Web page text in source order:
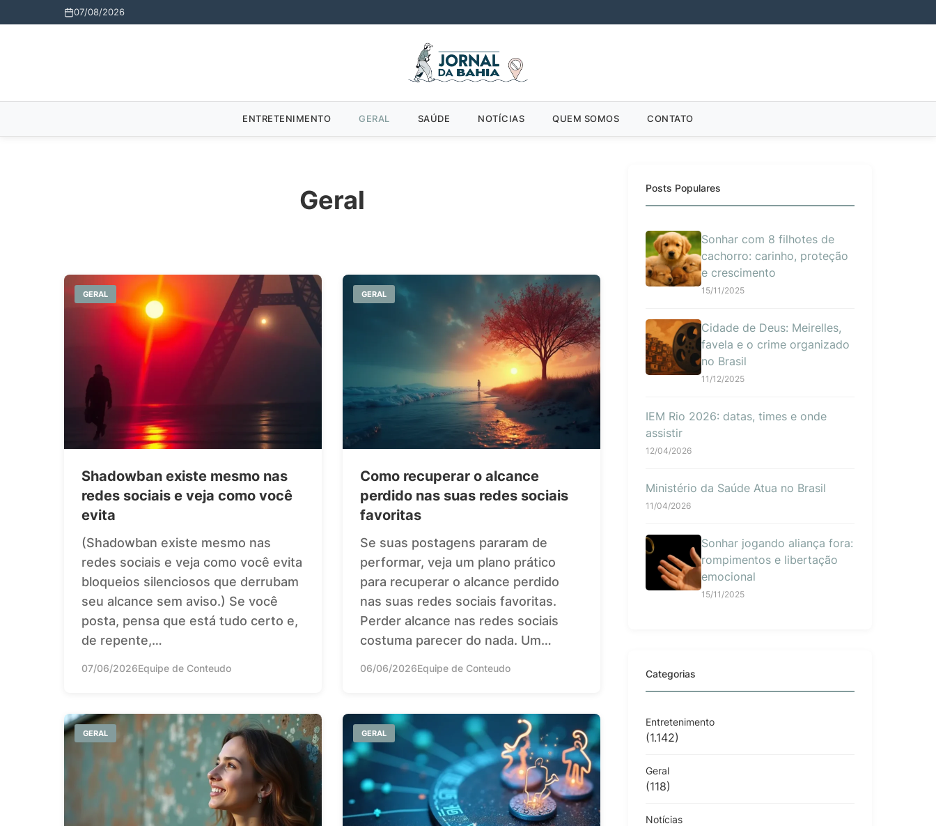
07/08/2026
ENTRETENIMENTO GERAL SAÚDE NOTÍCIAS QUEM SOMOS CONTATO
Geral
GERAL
Shadowban existe mesmo nas
redes sociais e veja como você
evita
(Shadowban existe mesmo nas
redes sociais e veja como você evita
bloqueios silenciosos que derrubam
seu alcance sem aviso.) Se você
posta, pensa que está tudo certo e,
de repente,…
07/06/2026Equipe de Conteudo
GERAL
Como recuperar o alcance
perdido nas suas redes sociais
favoritas
Se suas postagens pararam de
performar, veja um plano prático
para recuperar o alcance perdido
nas suas redes sociais favoritas.
Perder alcance nas redes sociais
costuma parecer do nada. Um…
06/06/2026Equipe de Conteudo
GERAL GERAL
Posts Populares
Sonhar com 8 filhotes de
cachorro: carinho, proteção
e crescimento
15/11/2025
Cidade de Deus: Meirelles,
favela e o crime organizado
no Brasil
11/12/2025
IEM Rio 2026: datas, times e onde
assistir
12/04/2026
Ministério da Saúde Atua no Brasil
11/04/2026
Sonhar jogando aliança fora:
rompimentos e libertação
emocional
15/11/2025
Categorias
Entretenimento
(1.142)
Geral
(118)
Notícias